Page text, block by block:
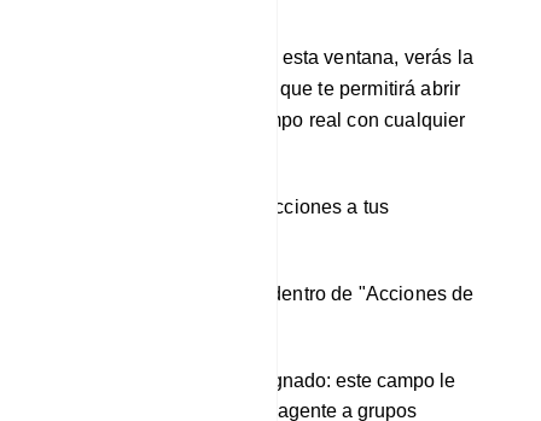
En el lado izquierdo de esta ventana, verás la
lista de suscriptores, lo que te permitirá abrir
conversaciones en tiempo real con cualquier
Puedes aplicar estas acciones a tus
Estos son los campos dentro de "Acciones de
Campo Agente asignado: este campo le
permite asignar un agente a grupos